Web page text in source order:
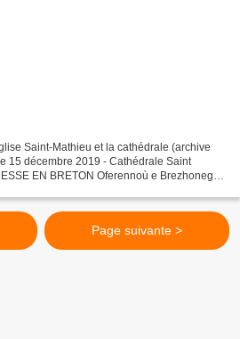
Saint-Mathieu et la cathédrale (archive
15 décembre 2019 - Cathédrale Saint
EN BRETON Oferennoù e Brezhoneg
Page suivante >